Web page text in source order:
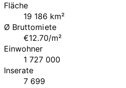
Fläche
19 186 km²
Ø Bruttomiete
€12.70/m²
Einwohner
1 727 000
Inserate
7 699